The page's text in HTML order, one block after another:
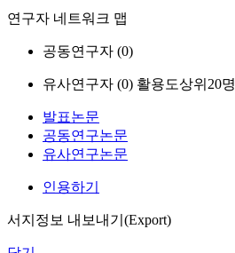
연구자 네트워크 맵
공동연구자 (0)
유사연구자 (0) 활용도상위20명
발표논문
공동연구논문
유사연구논문
인용하기
서지정보 내보내기(Export)